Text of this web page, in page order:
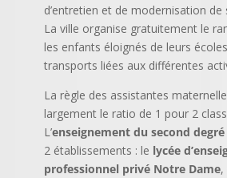
d’entretien et de modernisation de
La ville organise gratuitement le
les enfants éloignés de leurs
transports liées aux différentes
La règle des assistantes
largement le ratio de 1 pour 2
L’enseignement du second degré
2 établissements : le lycée
professionnel privé Notre Dame,